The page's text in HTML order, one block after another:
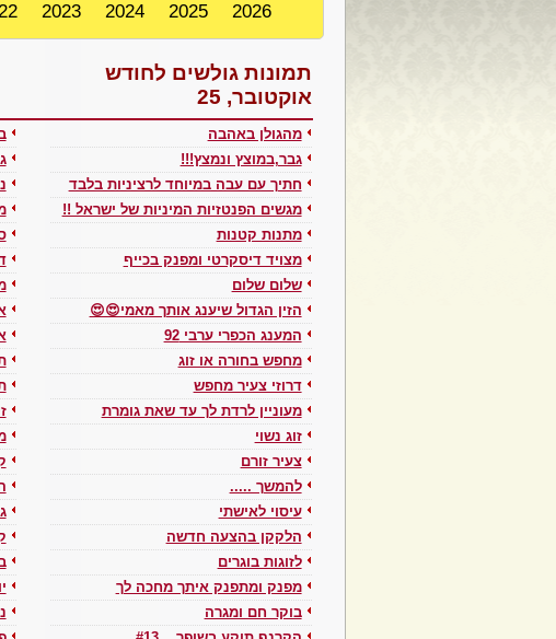
2023 2024 2025 2026
תמונות גולשים לחודש
אוקטובר, 25
מהגולן באהבה
גבר,במוצץ ונמצץ!!!
חתיך עם עבה במיוחד לרציניות בלבד
מגשים הפנטזיות המיניות של ישראל !!
מתנות קטנות
מצויד דיסקרטי ומפנק בכייף
שלום שלום
הזין הגדול שיענג אותך מאמי😍😍
המענג הכפרי ערבי 92
מחפש בחורה או זוג
דרוזי צעיר מחפש
מעוניין לרדת לך עד שאת גומרת
זוג נשוי
צעיר זורם
להמשך .....
עיסוי לאישתי
הלקקן בהצעה חדשה
לזוגות בוגרים
מפנק ומתפנק איתך מחכה לך
בוקר חם ומגרה
בן